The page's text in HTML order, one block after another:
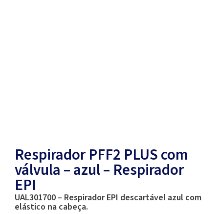
Respirador PFF2 PLUS com
válvula – azul – Respirador
EPI
UAL301700 – Respirador EPI descartável azul com
elástico na cabeça.